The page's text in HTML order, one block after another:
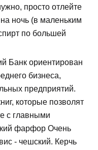
просто отлейте
ночь (в маленьким
по большей
Банк ориентирован
бизнеса,
предприятий.
которые позволят
с главными
фарфор Очень
- чешский. Керчь